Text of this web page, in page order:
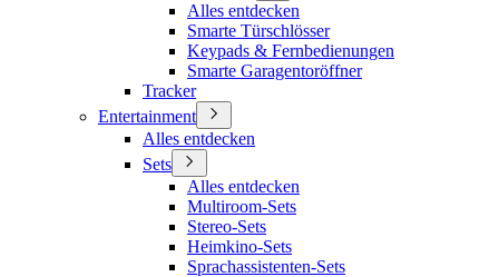
Alles entdecken
Smarte Türschlösser
Keypads & Fernbedienungen
Smarte Garagentoröffner
Tracker
Entertainment
Alles entdecken
Sets
Alles entdecken
Multiroom-Sets
Stereo-Sets
Heimkino-Sets
Sprachassistenten-Sets